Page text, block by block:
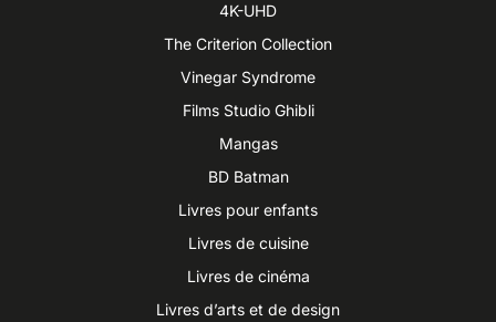
4K-UHD
The Criterion Collection
Vinegar Syndrome
Films Studio Ghibli
Mangas
BD Batman
Livres pour enfants
Livres de cuisine
Livres de cinéma
Livres d’arts et de design